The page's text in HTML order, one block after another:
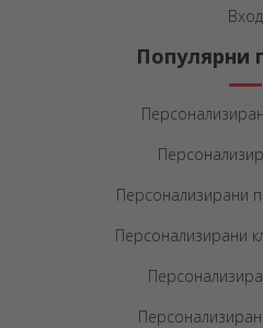
Вход
Популярни
Персонализирани
Персонализирани